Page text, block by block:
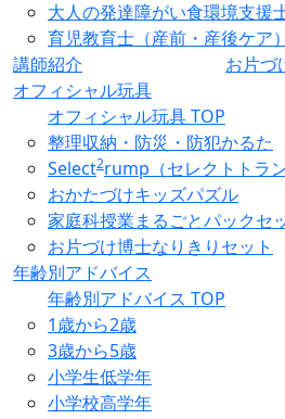
大人の発達障がい食環境支援
育児教育士（産前・産後ケア）
講師紹介
お片づ
オフィシャル玩具
オフィシャル玩具 TOP
整理収納・防災・防犯かるた
Select2rump（セレクトトラン
おかたづけキッズパズル
家庭科授業まるごとパックセ
お片づけ博士なりきりセット
年齢別アドバイス
年齢別アドバイス TOP
1歳から2歳
3歳から5歳
小学生低学年
小学校高学年